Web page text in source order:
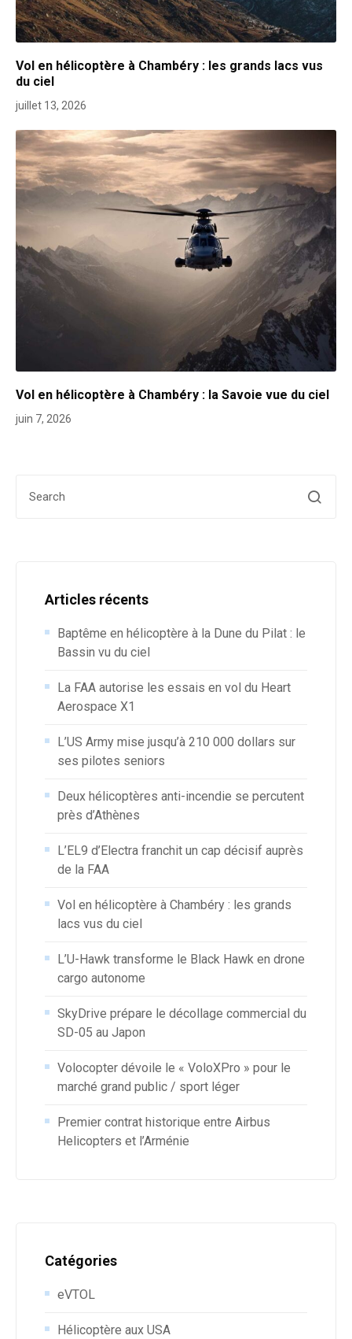
Vol en hélicoptère à Chambéry : les grands lacs vus
du ciel
juillet 13, 2026
Vol en hélicoptère à Chambéry : la Savoie vue du ciel
juin 7, 2026
Articles récents
Baptême en hélicoptère à la Dune du Pilat : le
Bassin vu du ciel
La FAA autorise les essais en vol du Heart
Aerospace X1
L’US Army mise jusqu’à 210 000 dollars sur
ses pilotes seniors
Deux hélicoptères anti-incendie se percutent
près d’Athènes
L’EL9 d’Electra franchit un cap décisif auprès
de la FAA
Vol en hélicoptère à Chambéry : les grands
lacs vus du ciel
L’U-Hawk transforme le Black Hawk en drone
cargo autonome
SkyDrive prépare le décollage commercial du
SD-05 au Japon
Volocopter dévoile le « VoloXPro » pour le
marché grand public / sport léger
Premier contrat historique entre Airbus
Helicopters et l’Arménie
Catégories
eVTOL
Hélicoptère aux USA